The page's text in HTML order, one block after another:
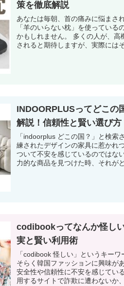
策を徹底解説
あなたは毎朝、首の痛みに悩まさ
「羊のいらない枕」を使っている
かもしれません。 多くの人が、
されると期待しますが、実際には
INDOORPLUSってどこの
解説！信頼性と賢い選び方
「indoorplus どこの国？」と検索
練されたデザインの家具に惹かれ
ついて不安を感じているのではな
力的な商品を見つけた時、それが
codibookってなんか怪し
実と賢い利用術
「codibook 怪しい」というキー
そらく韓国ファッションに興味が
安全性や信頼性に不安を感じてい
用するサイトで詐欺に遭わないか